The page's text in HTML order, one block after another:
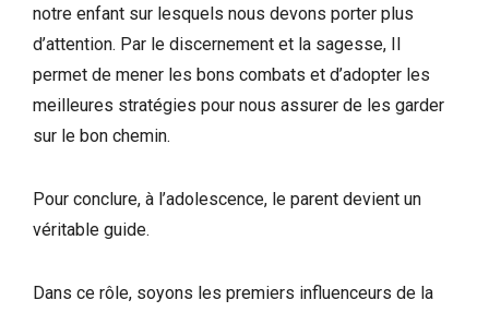
notre enfant sur lesquels nous devons porter plus
d’attention. Par le discernement et la sagesse, Il
permet de mener les bons combats et d’adopter les
meilleures stratégies pour nous assurer de les garder
sur le bon chemin.
Pour conclure, à l’adolescence, le parent devient un
véritable guide.
Dans ce rôle, soyons les premiers influenceurs de la